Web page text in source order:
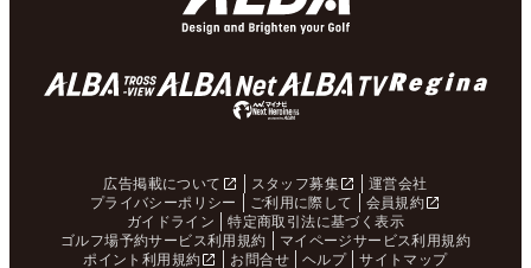
広告掲載について スタッフ募集
運営会社
プライバシーポリシー
ご利用に際して
会員規約
ガイドライン
特定商取引法に基づく表示
ゴルフ場予約サービス利用規約
マイページサービス利用規約
ポイント利用規約
お問合せ ヘルプ サイトマップ